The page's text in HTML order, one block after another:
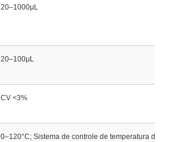
20–1000μL
20–100μL
CV <3%
0–120°C; Sistema de controle de temperatura de